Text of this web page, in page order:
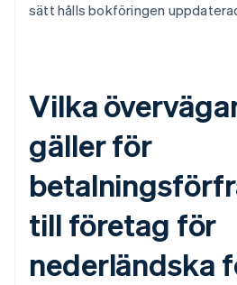
sätt hålls bokföringen
Vilka
gäller för
till företag för
nederländska